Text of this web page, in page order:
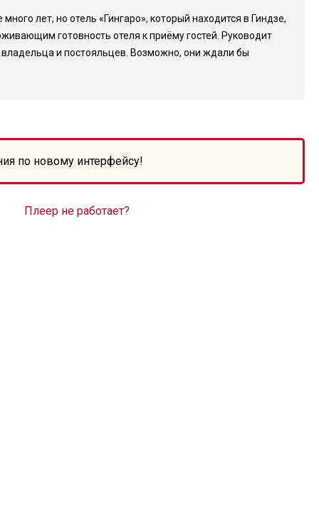
лет, но отель «Гингаро», который находится в Гиндзе,
готовность отеля к приёму гостей. Руководит
и постояльцев. Возможно, они ждали бы
по новому интерфейсу!
Плеер не работает?